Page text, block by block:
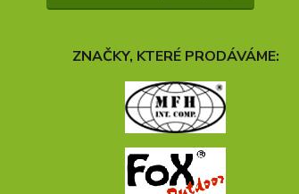
ZNAČKY, KTERÉ PRODÁVÁME: